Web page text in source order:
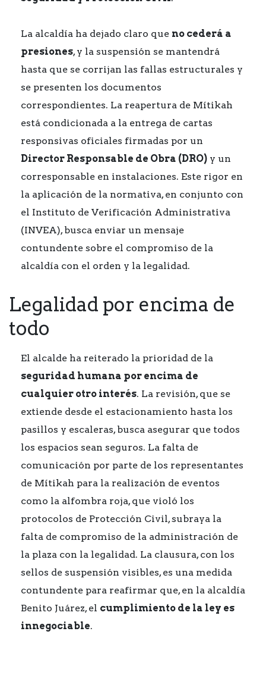
La alcaldía ha dejado claro que no cederá a
presiones, y la suspensión se mantendrá
hasta que se corrijan las fallas estructurales y
se presenten los documentos
correspondientes. La reapertura de Mítikah
está condicionada a la entrega de cartas
responsivas oficiales firmadas por un
Director Responsable de Obra (DRO) y un
corresponsable en instalaciones. Este rigor en
la aplicación de la normativa, en conjunto con
el Instituto de Verificación Administrativa
(INVEA), busca enviar un mensaje
contundente sobre el compromiso de la
alcaldía con el orden y la legalidad.
Legalidad por encima de
todo
El alcalde ha reiterado la prioridad de la
seguridad humana por encima de
cualquier otro interés. La revisión, que se
extiende desde el estacionamiento hasta los
pasillos y escaleras, busca asegurar que todos
los espacios sean seguros. La falta de
comunicación por parte de los representantes
de Mítikah para la realización de eventos
como la alfombra roja, que violó los
protocolos de Protección Civil, subraya la
falta de compromiso de la administración de
la plaza con la legalidad. La clausura, con los
sellos de suspensión visibles, es una medida
contundente para reafirmar que, en la alcaldía
Benito Juárez, el cumplimiento de la ley es
innegociable.